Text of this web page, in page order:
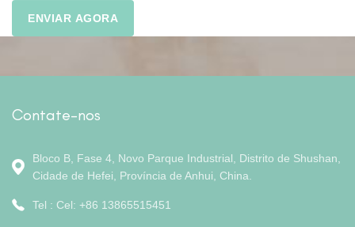
Contate-nos
Bloco B, Fase 4, Novo Parque Industrial, Distrito de Shushan,
Cidade de Hefei, Província de Anhui, China.
Tel : Cel: +86 13865515451